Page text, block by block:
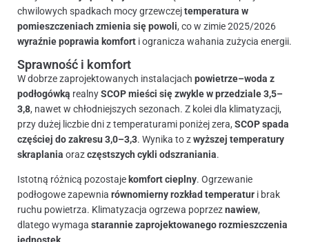
chwilowych spadkach mocy grzewczejtemperatura w
pomieszczeniach zmienia się powoli, co w zimie 2025/2026
wyraźnie poprawia komfort i ogranicza wahania zużycia energii.
Sprawność i komfort
W dobrze zaprojektowanych instalacjach powietrze–woda z
podłogówką realnySCOP mieści się zwykle w przedziale 3,5–
3,8, nawet w chłodniejszych sezonach. Z kolei dla klimatyzacji,
przy dużej liczbie dni z temperaturami poniżej zera, SCOP spada
częściej do zakresu 3,0–3,3. Wynika to zwyższej temperatury
skraplania orazczęstszych cykli odszraniania.
Istotną różnicą pozostaje komfort cieplny. Ogrzewanie
podłogowe zapewnia równomierny rozkład temperatur i brak
ruchu powietrza. Klimatyzacja ogrzewa poprzeznawiew,
dlatego wymaga starannie zaprojektowanego rozmieszczenia
jednostek.